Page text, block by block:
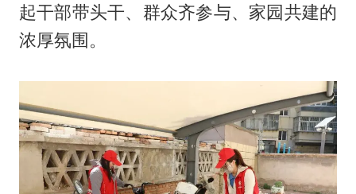
起干部带头干、群众齐参与、家园共建的
浓厚氛围。